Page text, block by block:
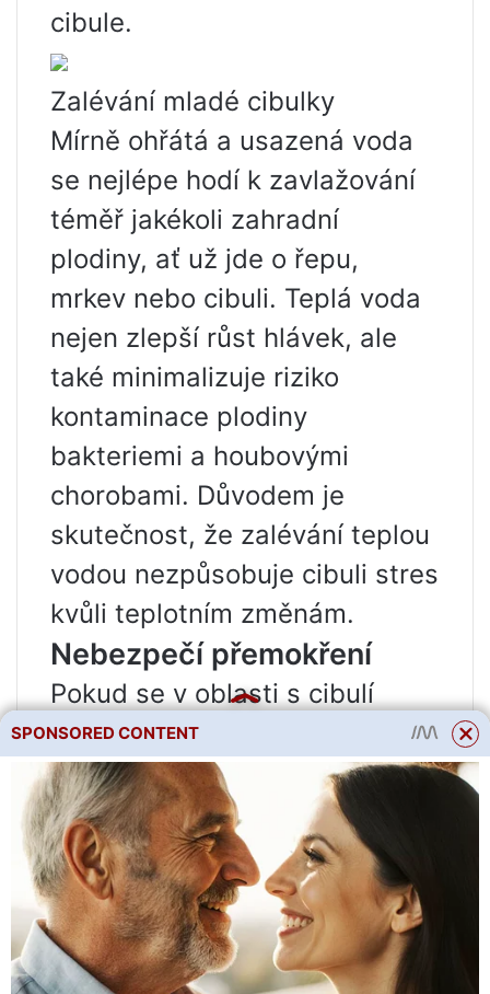
cibule.
Zalévání mladé cibulky
Mírně ohřátá a usazená voda
se nejlépe hodí k zavlažování
téměř jakékoli zahradní
plodiny, ať už jde o řepu,
mrkev nebo cibuli. Teplá voda
nejen zlepší růst hlávek, ale
také minimalizuje riziko
kontaminace plodiny
bakteriemi a houbovými
chorobami. Důvodem je
skutečnost, že zalévání teplou
vodou nezpůsobuje cibuli stres
kvůli teplotním změnám.
Nebezpečí přemokření
Pokud se v oblasti s cibulí
vytvoří bažiny, další výsledek
je zcela jistý – rostlina začne
hnít. Nadměrné zavlažování
navíc vytváří nejpříznivější
podmínky pro množení různých
mikroorganismů nebezpečných
pro kulturu. Výsledkem je, že i
SPONSORED CONTENT